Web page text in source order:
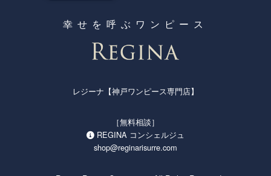
幸せを呼ぶワンピース
レジーナ【神戸ワンピース専門店】
［無料相談］
REGINA コンシェルジュ
shop@reginarisurre.com